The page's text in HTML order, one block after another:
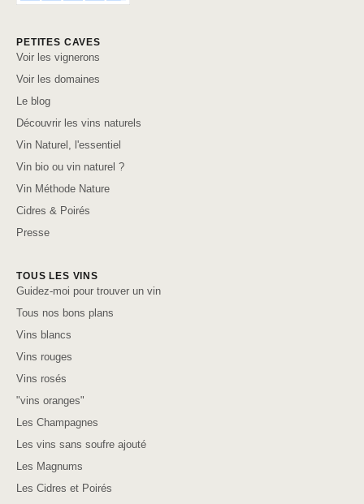
PETITES CAVES
Voir les vignerons
Voir les domaines
Le blog
Découvrir les vins naturels
Vin Naturel, l'essentiel
Vin bio ou vin naturel ?
Vin Méthode Nature
Cidres & Poirés
Presse
TOUS LES VINS
Guidez-moi pour trouver un vin
Tous nos bons plans
Vins blancs
Vins rouges
Vins rosés
"vins oranges"
Les Champagnes
Les vins sans soufre ajouté
Les Magnums
Les Cidres et Poirés